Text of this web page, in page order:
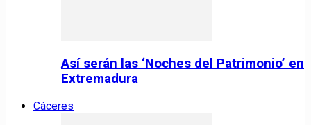
Así serán las ‘Noches del Patrimonio’ en
Extremadura
Cáceres